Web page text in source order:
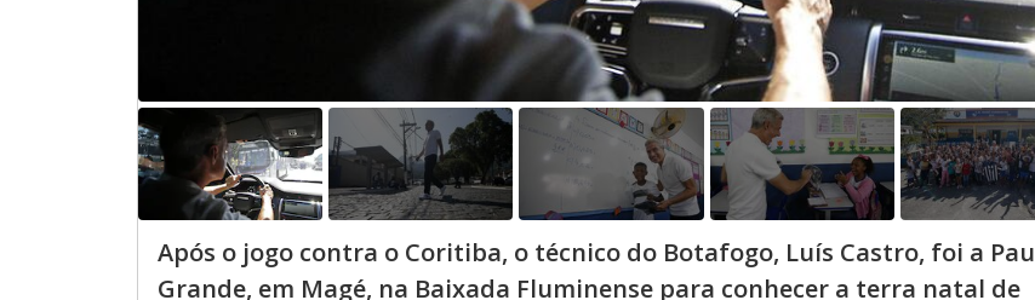
Após o jogo contra o Coritiba, o técnico do Botafogo, Luís Castro, foi a Pau
Grande, em Magé, na Baixada Fluminense para conhecer a terra natal de